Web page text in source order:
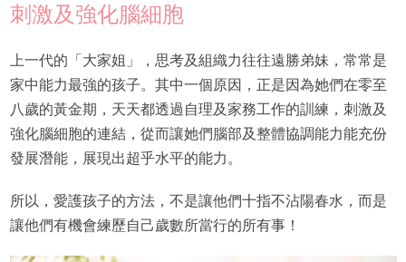
刺激及強化腦細胞
上一代的「大家姐」，思考及組織力往往遠勝弟妹，常常是
家中能力最強的孩子。其中一個原因，正是因為她們在零至
八歲的黃金期，天天都透過自理及家務工作的訓練，刺激及
強化腦細胞的連結，從而讓她們腦部及整體協調能力能充份
發展潛能，展現出超乎水平的能力。
所以，愛護孩子的方法，不是讓他們十指不沾陽春水，而是
讓他們有機會練歷自己歲數所當行的所有事！